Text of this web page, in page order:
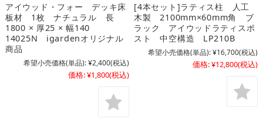
アイウッド・フォー デッキ床
板材 1枚 ナチュラル 長
1800 × 厚25 × 幅140
14025N igardenオリジナル
商品
希望小売価格(単品):¥2,400(税込)
価格:¥1,800(税込)
[4本セット]ラティス柱 人工
木製 2100mm×60mm角 ブ
ラック アイウッドラティスポ
スト 中空構造 LP210B
希望小売価格(単品):¥16,700(税込)
価格:¥12,800(税込)